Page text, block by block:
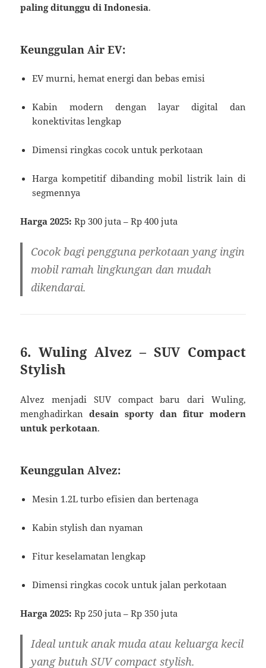
paling ditunggu di Indonesia.
Keunggulan Air EV:
EV murni, hemat energi dan bebas emisi
Kabin modern dengan layar digital dan
konektivitas lengkap
Dimensi ringkas cocok untuk perkotaan
Harga kompetitif dibanding mobil listrik lain di
segmennya
Harga 2025: Rp 300 juta – Rp 400 juta
Cocok bagi pengguna perkotaan yang ingin
mobil ramah lingkungan dan mudah
dikendarai.
6. Wuling Alvez – SUV Compact
Stylish
Alvez menjadi SUV compact baru dari Wuling,
menghadirkandesain sporty dan fitur modern
untuk perkotaan.
Keunggulan Alvez:
Mesin 1.2L turbo efisien dan bertenaga
Kabin stylish dan nyaman
Fitur keselamatan lengkap
Dimensi ringkas cocok untuk jalan perkotaan
Harga 2025: Rp 250 juta – Rp 350 juta
Ideal untuk anak muda atau keluarga kecil
yang butuh SUV compact stylish.